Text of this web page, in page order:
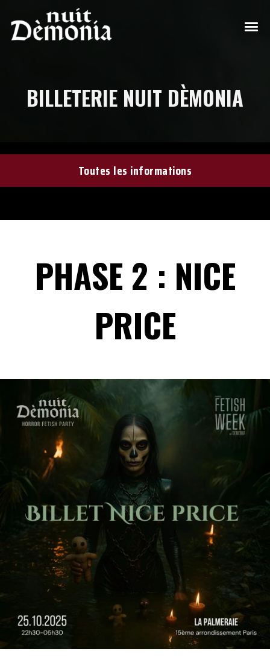
BILLETERIE NUIT DÈMONIA
Toutes les informations
PHASE 2 : NICE
PRICE